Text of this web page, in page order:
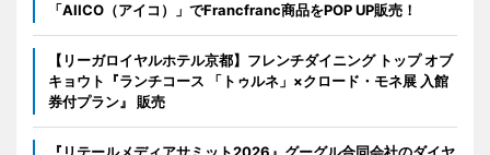
「AIICO（アイコ）」でFrancfranc商品をPOP UP販売！
【リーガロイヤルホテル京都】フレンチダイニング トップ オブ
キョウト『ランチコース 「トゥルネ」×クロード・モネ展 入館
券付プラン』 販売